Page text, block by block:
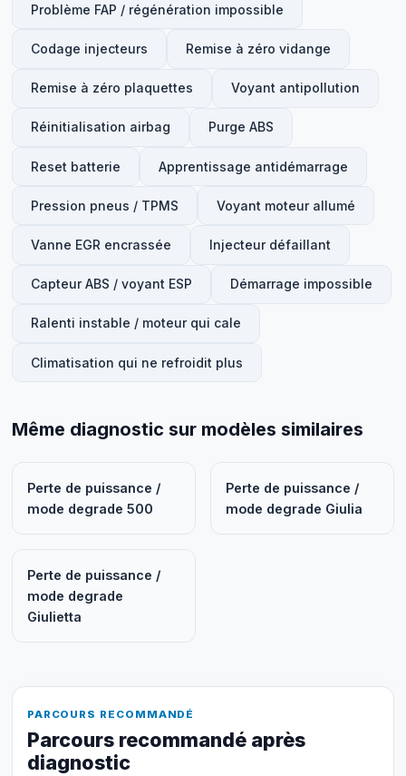
Problème FAP / régénération impossible
Codage injecteurs Remise à zéro vidange
Remise à zéro plaquettes Voyant antipollution
Réinitialisation airbag Purge ABS
Reset batterie Apprentissage antidémarrage
Pression pneus / TPMS Voyant moteur allumé
Vanne EGR encrassée Injecteur défaillant
Capteur ABS / voyant ESP Démarrage impossible
Ralenti instable / moteur qui cale
Climatisation qui ne refroidit plus
Même diagnostic sur modèles similaires
Perte de puissance /
mode degrade 500
Perte de puissance /
mode degrade Giulia
Perte de puissance /
mode degrade
Giulietta
PARCOURS RECOMMANDÉ
Parcours recommandé après
diagnostic